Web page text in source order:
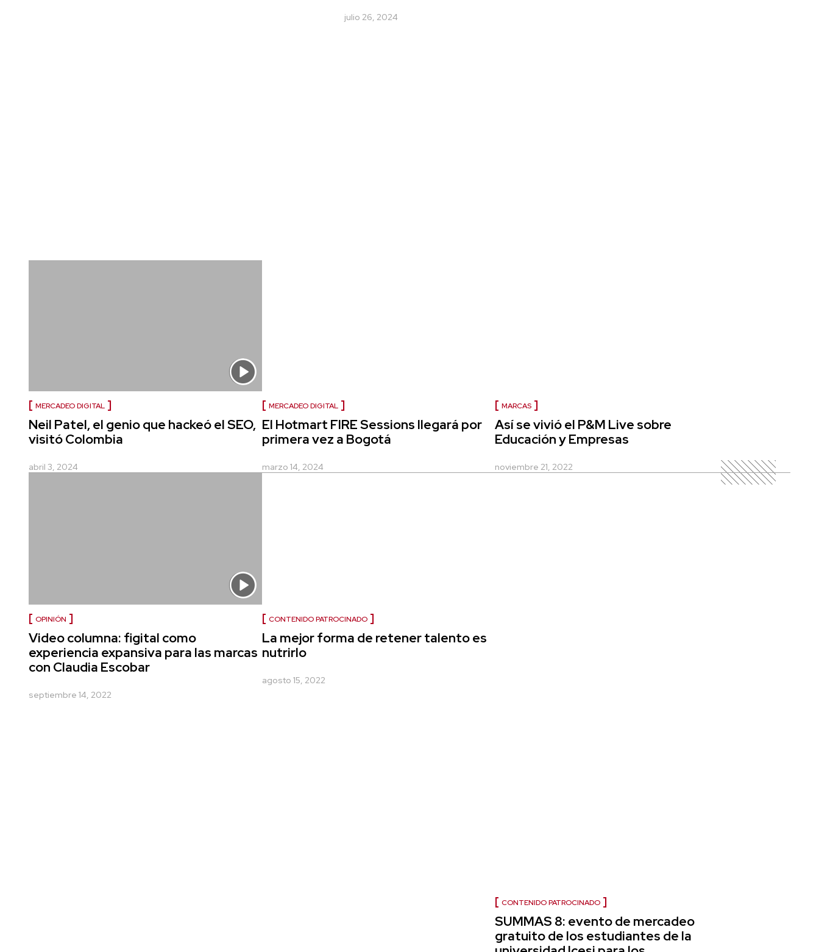
julio 26, 2024
MERCADEO DIGITAL
Neil Patel, el genio que hackeó el SEO,
visitó Colombia
abril 3, 2024
MERCADEO DIGITAL
El Hotmart FIRE Sessions llegará por
primera vez a Bogotá
marzo 14, 2024
MARCAS
Así se vivió el P&M Live sobre
Educación y Empresas
noviembre 21, 2022
OPINIÓN
Video columna: figital como
experiencia expansiva para las marcas
con Claudia Escobar
septiembre 14, 2022
CONTENIDO PATROCINADO
La mejor forma de retener talento es
nutrirlo
agosto 15, 2022
CONTENIDO PATROCINADO
SUMMAS 8: evento de mercadeo
gratuito de los estudiantes de la